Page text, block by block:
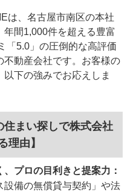
は、名古屋市南区の本社
間1,000件を超える豊富
「5.0」の圧倒的な高評価
不動産会社です。お客様の
下の強みでお応えしま
住まい探しで株式会社
理由】
プロの目利きと提案力：
備の無償貸与契約」や法